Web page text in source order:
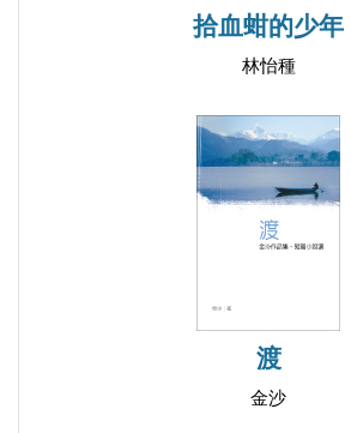
拾血蚶的少年
林怡種
渡
金沙